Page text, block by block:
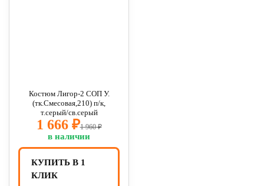
Костюм Лигор-2 СОП У.
(тк.Смесовая,210) п/к,
т.серый/св.серый
1 666 ₽1 960 ₽
в наличии
КУПИТЬ В 1
КЛИК